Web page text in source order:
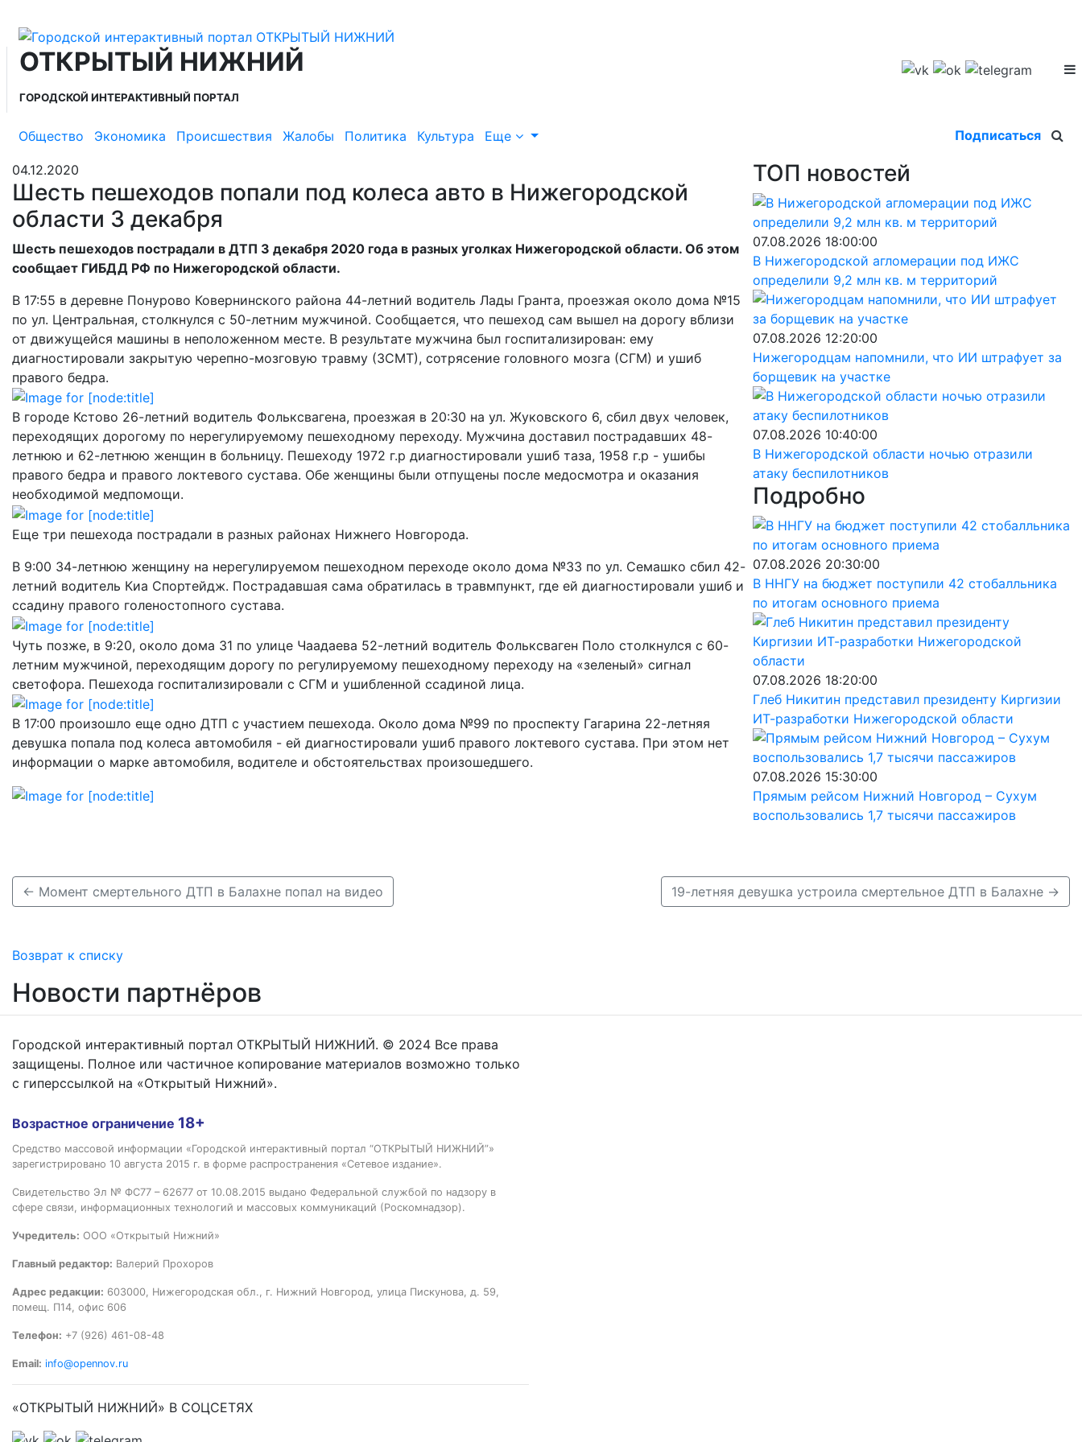
ОТКРЫТЫЙ НИЖНИЙ
ГОРОДСКОЙ ИНТЕРАКТИВНЫЙ ПОРТАЛ
Общество Экономика Происшествия Жалобы Политика Культура Еще Подписаться
04.12.2020
Шесть пешеходов попали под колеса авто в Нижегородской
области 3 декабря
Шесть пешеходов пострадали в ДТП 3 декабря 2020 года в разных уголках Нижегородской области. Об этом
сообщает ГИБДД РФ по Нижегородской области.
В 17:55 в деревне Понурово Ковернинского района 44-летний водитель Лады Гранта, проезжая около дома №15
по ул. Центральная, столкнулся с 50-летним мужчиной. Сообщается, что пешеход сам вышел на дорогу вблизи
от движущейся машины в неположенном месте. В результате мужчина был госпитализирован: ему
диагностировали закрытую черепно-мозговую травму (ЗСМТ), сотрясение головного мозга (СГМ) и ушиб
правого бедра.
В городе Кстово 26-летний водитель Фольксвагена, проезжая в 20:30 на ул. Жуковского 6, сбил двух человек,
переходящих дорогому по нерегулируемому пешеходному переходу. Мужчина доставил пострадавших 48-
летнюю и 62-летнюю женщин в больницу. Пешеходу 1972 г.р диагностировали ушиб таза, 1958 г.р - ушибы
правого бедра и правого локтевого сустава. Обе женщины были отпущены после медосмотра и оказания
необходимой медпомощи.
Еще три пешехода пострадали в разных районах Нижнего Новгорода.
В 9:00 34-летнюю женщину на нерегулируемом пешеходном переходе около дома №33 по ул. Семашко сбил 42-
летний водитель Киа Спортейдж. Пострадавшая сама обратилась в травмпункт, где ей диагностировали ушиб и
ссадину правого голеностопного сустава.
Чуть позже, в 9:20, около дома 31 по улице Чаадаева 52-летний водитель Фольксваген Поло столкнулся с 60-
летним мужчиной, переходящим дорогу по регулируемому пешеходному переходу на «зеленый» сигнал
светофора. Пешехода госпитализировали с СГМ и ушибленной ссадиной лица.
В 17:00 произошло еще одно ДТП с участием пешехода. Около дома №99 по проспекту Гагарина 22-летняя
девушка попала под колеса автомобиля - ей диагностировали ушиб правого локтевого сустава. При этом нет
информации о марке автомобиля, водителе и обстоятельствах произошедшего.
ТОП новостей
07.08.2026 18:00:00
В Нижегородской агломерации под ИЖС
определили 9,2 млн кв. м территорий
07.08.2026 12:20:00
Нижегородцам напомнили, что ИИ штрафует за
борщевик на участке
07.08.2026 10:40:00
В Нижегородской области ночью отразили
атаку беспилотников
Подробно
07.08.2026 20:30:00
В ННГУ на бюджет поступили 42 стобалльника
по итогам основного приема
07.08.2026 18:20:00
Глеб Никитин представил президенту Киргизии
ИТ-разработки Нижегородской области
07.08.2026 15:30:00
Прямым рейсом Нижний Новгород – Сухум
воспользовались 1,7 тысячи пассажиров
← Момент смертельного ДТП в Балахне попал на видео 19-летняя девушка устроила смертельное ДТП в Балахне →
Возврат к списку
Новости партнёров
Городской интерактивный портал ОТКРЫТЫЙ НИЖНИЙ. © 2024 Все права
защищены. Полное или частичное копирование материалов возможно только
с гиперссылкой на «Открытый Нижний».
Возрастное ограничение 18+
Средство массовой информации «Городской интерактивный портал “ОТКРЫТЫЙ НИЖНИЙ”»
зарегистрировано 10 августа 2015 г. в форме распространения «Сетевое издание».
Свидетельство Эл № ФС77 – 62677 от 10.08.2015 выдано Федеральной службой по надзору в
сфере связи, информационных технологий и массовых коммуникаций (Роскомнадзор).
Учредитель: ООО «Открытый Нижний»
Главный редактор: Валерий Прохоров
Адрес редакции: 603000, Нижегородская обл., г. Нижний Новгород, улица Пискунова, д. 59,
помещ. П14, офис 606
Телефон: +7 (926) 461-08-48
Email: info@opennov.ru
«ОТКРЫТЫЙ НИЖНИЙ» В СОЦСЕТЯХ